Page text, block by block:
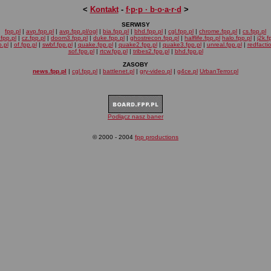
< Kontakt- f·p·p · b·o·a·r·d >
SERWISY
fpp.pl | avp.fpp.pl | avp.fpp.pl/ogl | bia.fpp.pl | bhd.fpp.pl | cgl.fpp.pl | chrome.fpp.pl | cs.fpp.pl
| cz.fpp.pl | doom3.fpp.pl | duke.fpp.pl | ghostrecon.fpp.pl | halflife.fpp.pl halo.fpp.pl |
| of.fpp.pl| swbf.fpp.pl| quake.fpp.pl| quake2.fpp.pl| quake3.fpp.pl| unreal.fpp.pl|
sof.fpp.pl| rtcw.fpp.pl| tribes2.fpp.pl| bhd.fpp.pl
ZASOBY
news.fpp.pl | cgl.fpp.pl | battlenet.pl | gry-video.pl | g4ce.pl UrbanTerror.pl
Podłącz nasz baner
© 2000 - 2004 fpp productions